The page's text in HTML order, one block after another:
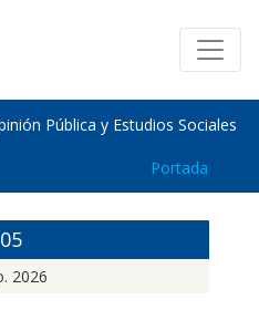
Pública y Estudios Sociales
Portada
05
2026